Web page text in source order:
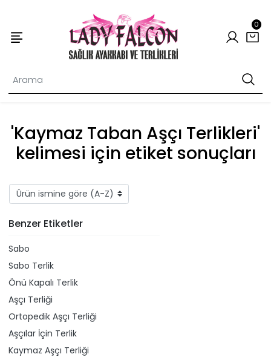
0
'Kaymaz Taban Aşçı Terlikleri'
kelimesi için etiket sonuçları
Benzer Etiketler
Sabo
Sabo Terlik
Önü Kapalı Terlik
Aşçı Terliği
Ortopedik Aşçı Terliği
Aşçılar İçin Terlik
Kaymaz Aşçı Terliği